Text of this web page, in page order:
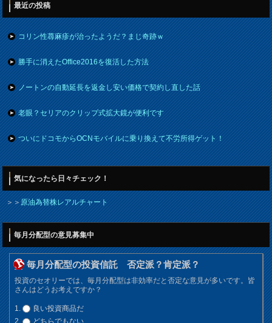
最近の投稿
コリン性蕁麻疹が治ったようだ？まじ奇跡ｗ
勝手に消えたOffice2016を復活した方法
ノートンの自動延長を返金し安い価格で契約し直した話
老眼？セリアのクリップ式拡大鏡が便利です
ついにドコモからOCNモバイルに乗り換えて不労所得ゲット！
気になったら日々チェック！
＞＞原油為替株レアルチャート
毎月分配型の意見募集中
毎月分配型の投資信託 否定派？肯定派？
投資のセオリーでは、毎月分配型は非効率だと否定な意見が多いです。皆
さんはどうお考えですか？
良い投資商品だ